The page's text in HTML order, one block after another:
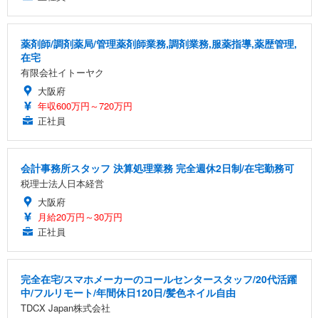
薬剤師/調剤薬局/管理薬剤師業務,調剤業務,服薬指導,薬歴管理,
在宅
有限会社イトーヤク
大阪府
年収600万円～720万円
正社員
会計事務所スタッフ 決算処理業務 完全週休2日制/在宅勤務可
税理士法人日本経営
大阪府
月給20万円～30万円
正社員
完全在宅/スマホメーカーのコールセンタースタッフ/20代活躍
中/フルリモート/年間休日120日/髪色ネイル自由
TDCX Japan株式会社